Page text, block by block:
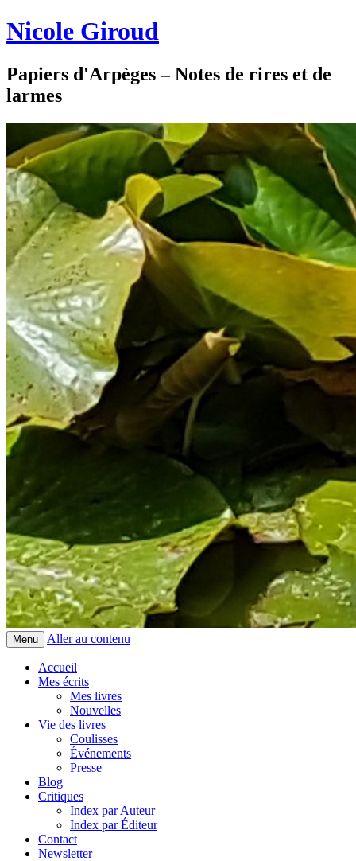
Nicole Giroud
Papiers d'Arpèges – Notes de rires et de
larmes
Menu Aller au contenu
Accueil
Mes écrits
Mes livres
Nouvelles
Vie des livres
Coulisses
Événements
Presse
Blog
Critiques
Index par Auteur
Index par Éditeur
Contact
Newsletter